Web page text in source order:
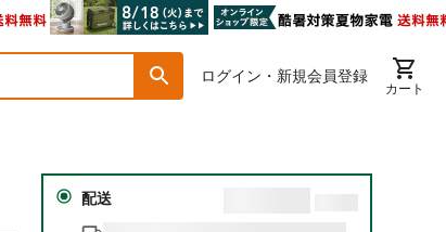
ログイン・新規会員登録
カート
配送